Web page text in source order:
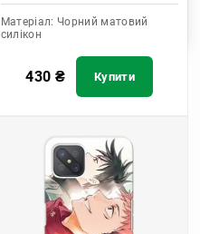
Матеріал: Чорний матовий
силікон
430 ₴ Купити